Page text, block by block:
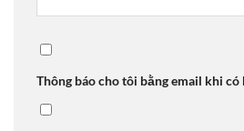
Thông báo cho tôi bằng email khi